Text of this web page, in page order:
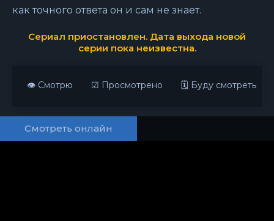
как точного ответа он и сам не знает.
Сериал приостановлен. Дата выхода новой
серии пока неизвестна.
👁 Смотрю ☑ Просмотрено 🗓 Буду смотреть
Смотреть онлайн